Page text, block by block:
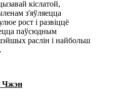
кіслатой,
з'яўляецца
рост і развіццё
паўсюдным
раслін і найбольш
Чжэн